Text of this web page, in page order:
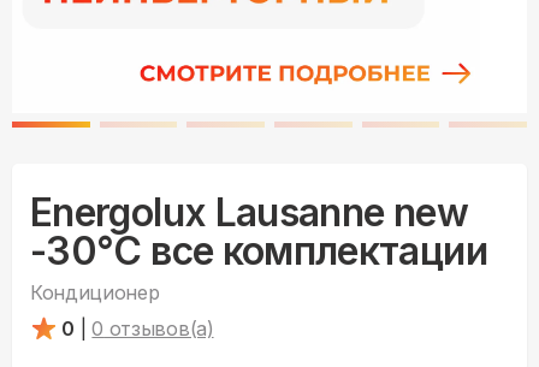
Energolux Lausanne new
-30°С все комплектации
Кондиционер
0
0 отзывов(а)